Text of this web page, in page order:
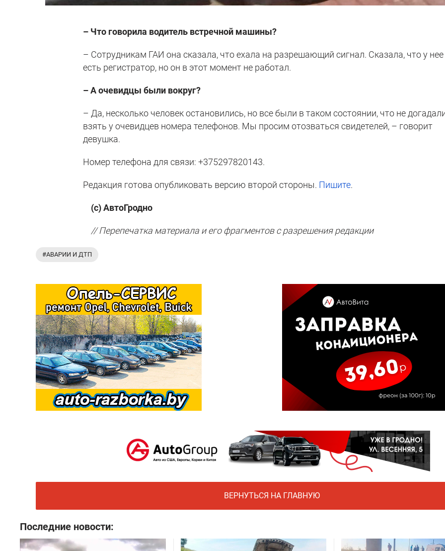
– Что говорила водитель встречной машины?
– Сотрудникам ГАИ она сказала, что ехала на разрешающий сигнал. Сказала, что у нее
есть регистратор, но он в этот момент не работал.
– А очевидцы были вокруг?
– Да, несколько человек остановились, но все были в таком состоянии, что не
взять у очевидцев номера телефонов. Мы просим отозваться свидетелей, – говорит
девушка.
Номер телефона для связи: +375297820143.
Редакция готова опубликовать версию второй стороны. Пишите.
(с) АвтоГродно
// Перепечатка материала и его фрагментов с разрешения редакции
#АВАРИИ И ДТП
ВЕРНУТЬСЯ НА ГЛАВНУЮ
Последние новости: